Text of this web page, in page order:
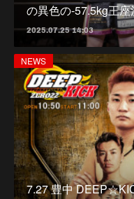
の異色の-57.5kg王
2025.07.25 14:03
NEWS
7.27 豊中